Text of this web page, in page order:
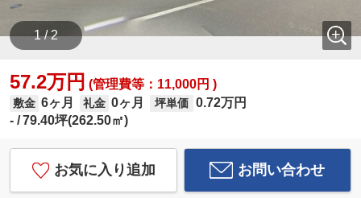
1 / 2
57.2万円 (管理費等：11,000円 )
敷金 6ヶ月 礼金 0ヶ月 坪単価 0.72万円
-
79.40坪(262.50㎡)
お気に入り追加 お問い合わせ